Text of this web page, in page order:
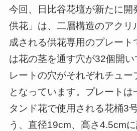
今回、日比谷花壇が新たに開
供花」は、二層構造のアクリ
成される供花専用のプレート
は花の茎を通す穴が32個開
レートの穴がそれぞれチュー
となっています。プレートは
タンド花で使用される花桶3
う、直径19cm、高さ4.5cmに